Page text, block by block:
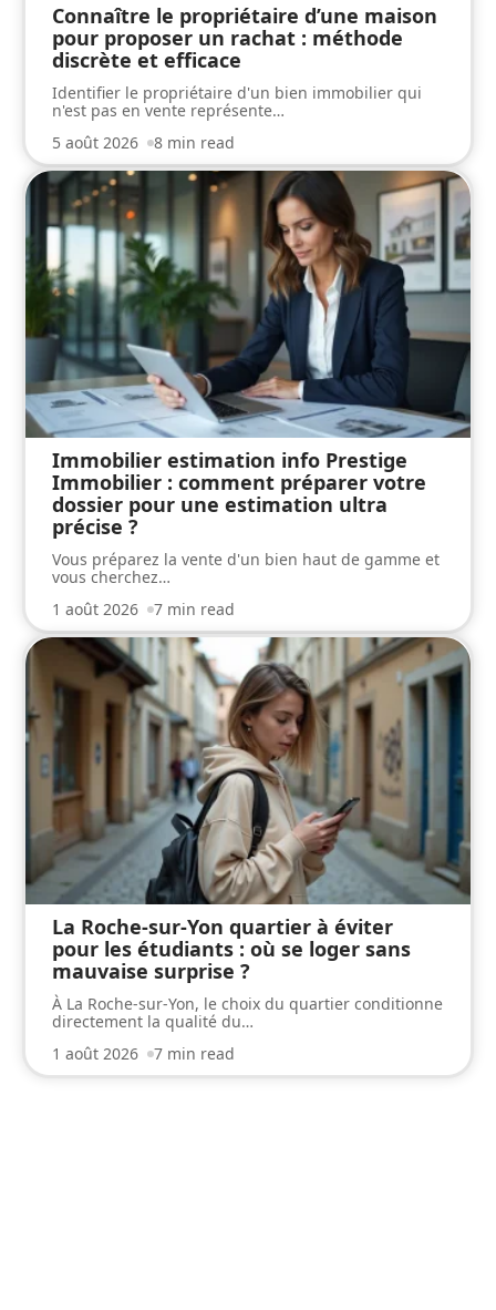
Connaître le propriétaire d’une maison
pour proposer un rachat : méthode
discrète et efficace
Identifier le propriétaire d'un bien immobilier qui
n'est pas en vente représente…
8 min read
5 août 2026
Immobilier estimation info Prestige
Immobilier : comment préparer votre
dossier pour une estimation ultra
précise ?
Vous préparez la vente d'un bien haut de gamme et
vous cherchez…
7 min read
1 août 2026
La Roche-sur-Yon quartier à éviter
pour les étudiants : où se loger sans
mauvaise surprise ?
À La Roche-sur-Yon, le choix du quartier conditionne
directement la qualité du…
7 min read
1 août 2026